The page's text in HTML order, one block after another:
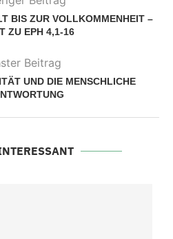
BIS ZUR VOLLKOMMENHEIT –
ZU EPH 4,1-16
Beitrag
UND DIE MENSCHLICHE